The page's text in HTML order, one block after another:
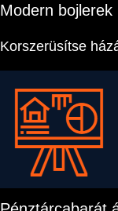
Modern bojlerek
Korszerüsítse